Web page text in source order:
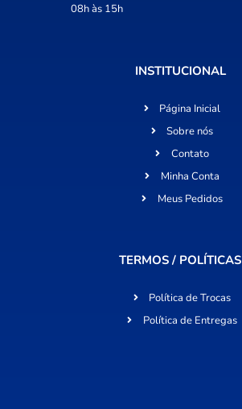
08h às 15h
INSTITUCIONAL
Página Inicial
Sobre nós
Contato
Minha Conta
Meus Pedidos
TERMOS / POLÍTICAS
Política de Trocas
Política de Entregas